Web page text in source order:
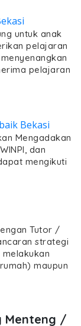
untuk anak
pelajaran
pelajaran
Mengadakan
dan
mengikuti
Tutor /
strategi
maupun
Menteng /